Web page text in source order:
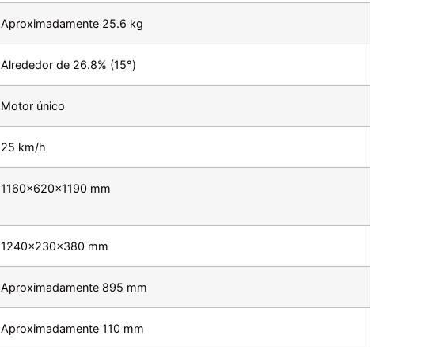
Aproximadamente 25.6 kg
Alrededor de 26.8% (15°)
Motor único
25 km/h
1160×620×1190 mm
1240×230×380 mm
Aproximadamente 895 mm
Aproximadamente 110 mm